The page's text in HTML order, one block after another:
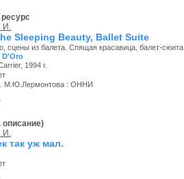
И.
Sleeping Beauty, Ballet Suite
сцены из балета. Спящая красавица, балет-сюита
D'Oro
1994 г.
М.Ю.Лермонтова : ОННИ
описание)
И.
так уж мал.